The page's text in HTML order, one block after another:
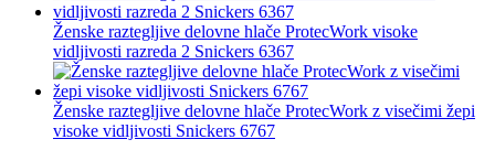
Ženske raztegljive delovne hlače ProtecWork visoke
vidljivosti razreda 2 Snickers 6367
Ženske raztegljive delovne hlače ProtecWork z visečimi žepi
visoke vidljivosti Snickers 6767